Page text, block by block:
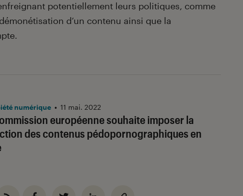
potentiellement leurs politiques, comme
d’un contenu ainsi que la
européenne souhaite imposer la
des contenus pédopornographiques en
numérique • 11 mai. 2022